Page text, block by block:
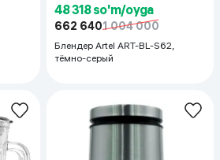
48 318 so'm/oyga
662 6401 004 000
Блендер Artel ART-BL-S62,
тёмно-серый